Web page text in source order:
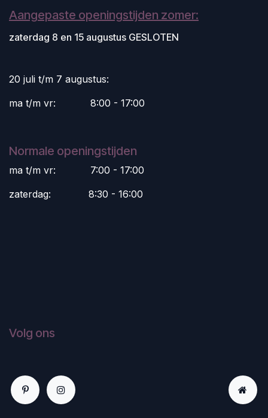
Aangepaste openingstijden zomer:
zaterdag 8 en 15 augustus GESLOTEN
20 juli t/m 7 augustus:
ma t/m vr:
​8:00 - 17:00
Normale openingstijden
ma t/m vr:
​7:00 - 17:00
zaterdag:
​8:30 - 16:00
Volg ons